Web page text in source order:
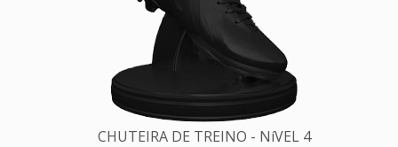
CHUTEIRA DE TREINO - NíVEL 4